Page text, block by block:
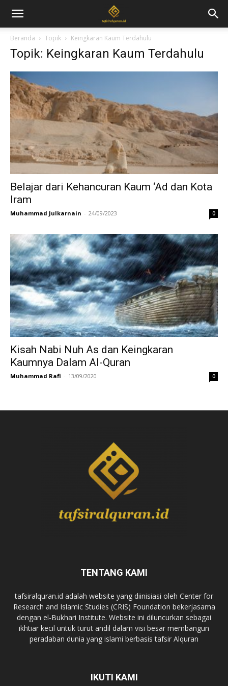
Beranda Topik Keingkaran Kaum Terdahulu
Topik: Keingkaran Kaum Terdahulu
Belajar dari Kehancuran Kaum ‘Ad dan Kota
Iram
Muhammad Julkarnain - 24/09/2023 0
Kisah Nabi Nuh As dan Keingkaran
Kaumnya Dalam Al-Quran
Muhammad Rafi - 13/09/2020 0
TENTANG KAMI
tafsiralquran.id adalah website yang diinisiasi oleh Center for
Research and Islamic Studies (CRIS) Foundation bekerjasama
dengan el-Bukhari Institute. Website ini diluncurkan sebagai
ikhtiar kecil untuk turut andil dalam visi besar membangun
peradaban dunia yang islami berbasis tafsir Alquran
IKUTI KAMI